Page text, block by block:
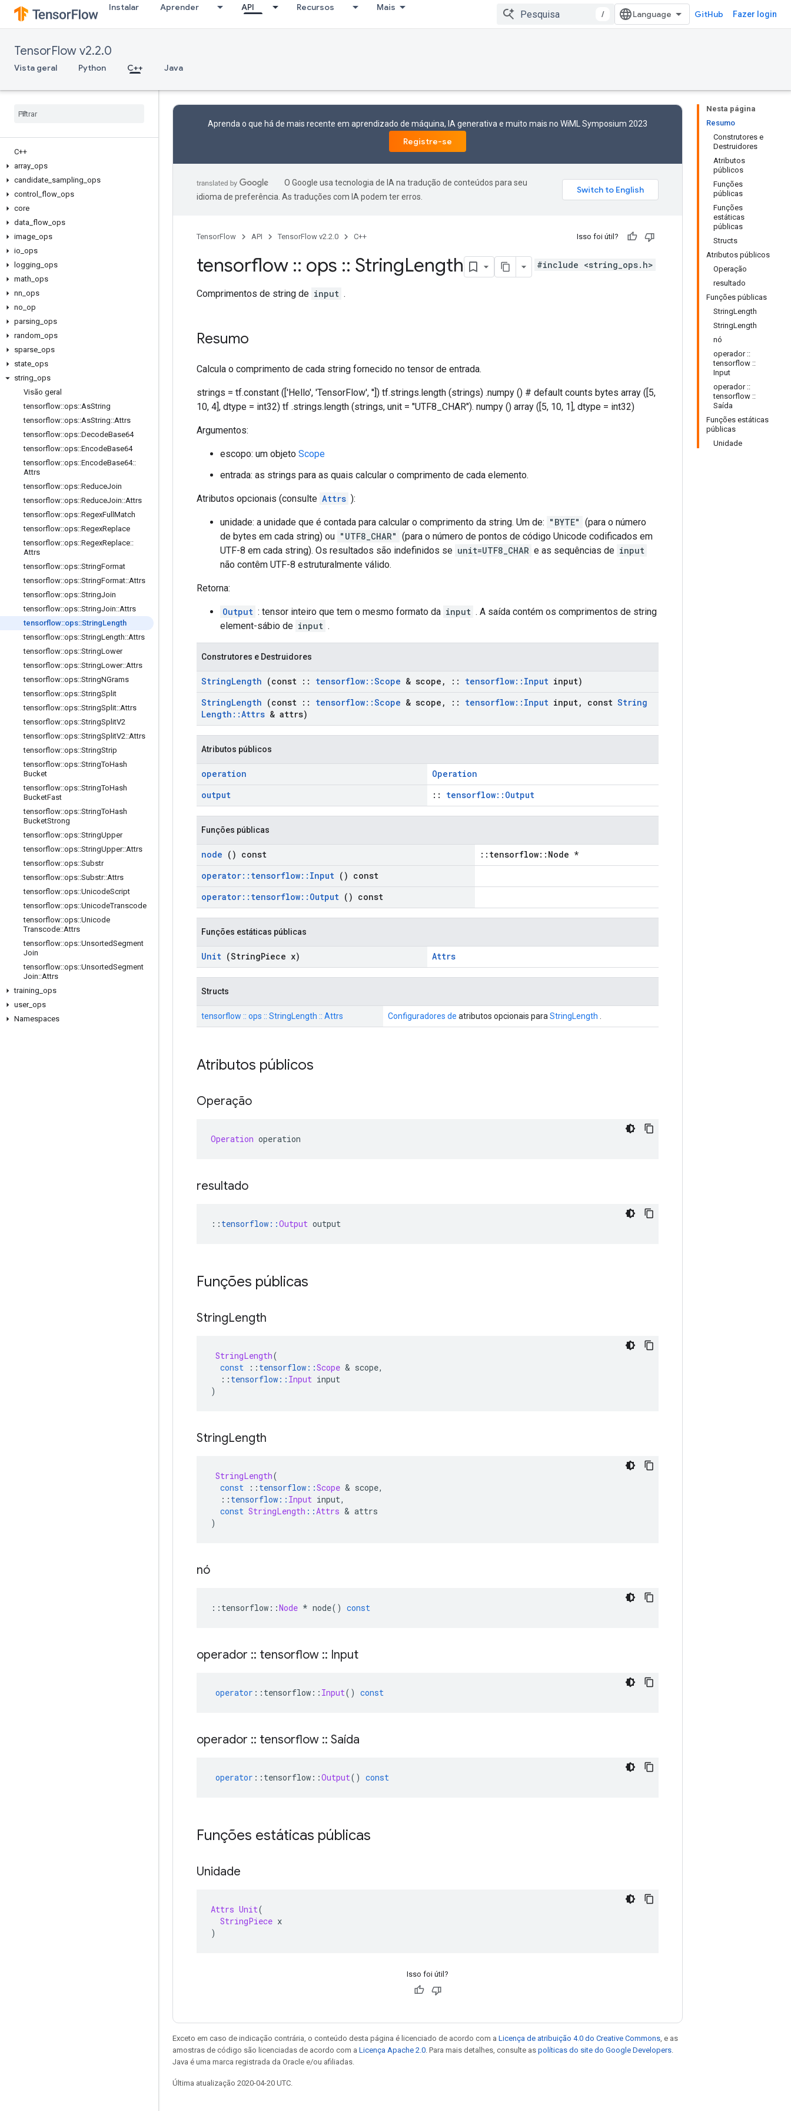
Instalar Aprender API Recursos Mais
/ GitHub Fazer login
TensorFlow v2.2.0
Vista geral Python C++ Java
C++
array ops
candidate sampling ops
control
flow ops
core
data flow ops
image ops
io ops
logging ops
math ops
nn ops
no op
parsing ops
random ops
sparse ops
state ops
string ops
Visão geral
tensorflow::ops::AsString
tensorflow::ops::AsString::Attrs
tensorflow::ops::DecodeBase64
tensorflow::ops::EncodeBase64
tensorflow::ops::EncodeBase64::
Attrs
tensorflow::ops::ReduceJoin
tensorflow::ops::ReduceJoin::Attrs
tensorflow::ops::RegexFull Match
tensorflow::ops::RegexReplace
tensorflow::ops::RegexReplace::
Attrs
tensorflow::ops::StringFormat
tensorflow::ops::StringFormat::Attrs
tensorflow::ops::StringJoin
tensorflow::ops::StringJoin::Attrs
tensorflow::ops::StringLength
tensorflow::ops::StringLength::Attrs
tensorflow::ops::StringLower
tensorflow::ops::StringLower::Attrs
tensorflow::ops::StringNGrams
tensorflow::ops::StringSplit
tensorflow::ops::StringSplit::Attrs
tensorflow::ops::StringSplitV2
tensorflow::ops::StringSplitV2::Attrs
tensorflow::ops::StringStrip
tensorflow::ops::StringToHash
Bucket
tensorflow::ops::StringToHash
BucketFast
tensorflow::ops::StringToHash
BucketStrong
tensorflow::ops::StringUpper
tensorflow::ops::StringUpper::Attrs
tensorflow::ops::Substr
tensorflow::ops::Substr::Attrs
tensorflow::ops::UnicodeScript
tensorflow::ops::UnicodeTranscode
tensorflow::ops::Unicode
Transcode::Attrs
tensorflow::ops::UnsortedSegment
Join
tensorflow::ops::UnsortedSegment
Join::Attrs
training ops
user_ ops
Namespaces
Nesta página
Resumo
Construtores e
Destruidores
Atributos
públicos
Funções
públicas
Funções
estáticas
públicas
Structs
Atributos públicos
Operação
resultado
Funções públicas
StringLength
StringLength
nó
operador ::
tensorflow ::
Input
operador ::
tensorflow ::
Saída
Funções estáticas
públicas
Unidade
Aprenda o que há de mais recente em aprendizado de máquina, IA generativa e muito mais no WiML Symposium 2023
Registre-se
O Google usa tecnologia de IA na tradução de conteúdos para seu
idioma de preferência. As traduções com IA podem ter erros.
TensorFlow API TensorFlow v2.2.0 C++ Isso foi útil?
tensorflow :: ops :: StringLength #include <string_ops.h>
Comprimentos de string de input .
Resumo
Calcula o comprimento de cada string fornecido no tensor de entrada.
strings = tf.constant (['Hello', 'TensorFlow', '']) tf.strings.length (strings) .numpy () # default counts bytes array ([5,
10, 4], dtype = int32) tf .strings.length (strings, unit = "UTF8_CHAR"). numpy () array ([5, 10, 1], dtype = int32)
Argumentos:
escopo: um objeto Scope
entrada: as strings para as quais calcular o comprimento de cada elemento.
Atributos opcionais (consulte Attrs ):
unidade: a unidade que é contada para calcular o comprimento da string. Um de: "BYTE" (para o número
de bytes em cada string) ou "UTF8_CHAR" (para o número de pontos de código Unicode codificados em
UTF-8 em cada string). Os resultados são indefinidos se unit=UTF8_CHAR e as sequências de input
não contêm UTF-8 estruturalmente válido.
Retorna:
Output : tensor inteiro que tem o mesmo formato da input . A saída contém os comprimentos de string
element-sábio de input .
Construtores e Destruidores
StringLength (const :: tensorflow::Scope & scope , :: tensorflow:: Input input)
StringLength (const :: tensorflow::Scope & scope , :: tensorflow:: Input input, const String
Length ::Attrs & attrs)
Atributos públicos
operation
Operation
output
:: tensorflow::Output
Funções públicas
node () const
::tensorflow::Node *
operator:: tensorflow:: Input () const
operator:: tensorflow:: Output () const
Funções estáticas públicas
Unit (StringPiece x) Attrs
Structs
tensorflow :: ops :: StringLength :: Attrs Configuradores de atributos opcionais para StringLength
Atributos públicos
Operação
Operation operation
resultado
:: tensorflow ::Output output
Funções públicas
StringLength
StringLength(
const
:: tensorflow ::Scope & scope,
:: tensorflow :: Input input
)
StringLength
StringLength(
const
:: tensorflow ::Scope & scope,
:: tensorflow :: Input input,
const StringLength ::Attrs & attrs
)
nó
:: tensorflow ::Node * node() const
operador :: tensorflow :: Input
operator :: tensorflow :: Input() const
operador :: tensorflow :: Saída
operator :: tensorflow ::Output() const
Funções estáticas públicas
Unidade
Attrs Unit(
StringPiece x
)
Isso foi útil?
Exceto em caso de indicação contrária, o conteúdo desta página é licenciado de acordo com a Licença de atribuição 4.0 do Creative Commons , e as
amostras de código são licenciadas de acordo com a Licença Apache 2.0 . Para mais detalhes, consulte as políticas do site do Google Developers
Java é uma marca registrada da Oracle e/ou afiliadas.
Última atualização 2020-04-20 UTC.